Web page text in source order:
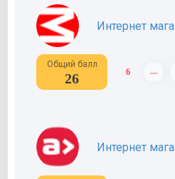
Интернет
Общий балл
26 6 –
Интернет